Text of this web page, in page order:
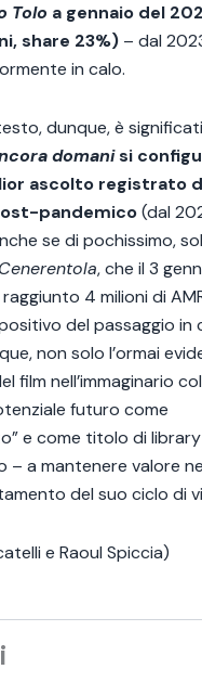
Tolo a gennaio del
share 23%) – dal
in calo.
dunque, è
domanisi
ascolto registrato
pandemico(dal
se di pochissimo,
Cenerentola, che il 3
4 milioni di
del passaggio in
non solo l’ormai
film nell’immaginario
futuro come
e come titolo di
– a mantenere valore
del suo ciclo di
e Raoul Spiccia)